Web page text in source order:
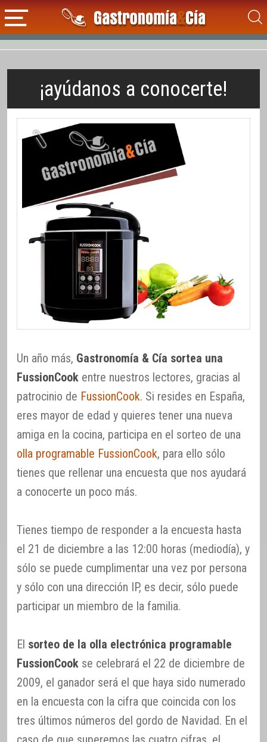
¡ayúdanos a conocerte!
Un año más, Gastronomía & Cía sortea una
FussionCook entre nuestros lectores, gracias al
patrocinio de FussionCook. Si resides en España,
eres mayor de edad y quieres tener una nueva
amiga en la cocina, participa en el sorteo de una
olla programable FussionCook, para ello sólo
tienes que rellenar una encuesta que nos ayudará
a conocerte un poco más.
Tienes tiempo de responder a la encuesta hasta
el 21 de diciembre a las 12:00 horas (mediodía), y
sólo se puede cumplimentar una vez por persona
y sólo con una dirección IP, es decir, sólo puede
participar un miembro de la familia.
El sorteo de la olla electrónica programable
FussionCook se celebrará el 22 de diciembre de
2009, el ganador será el que haya sido numerado
en la encuesta con la cifra que coincida con los
tres últimos números del gordo de Navidad. En el